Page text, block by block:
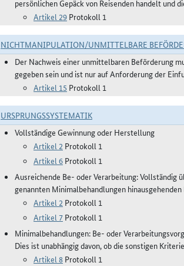
persönlichen Gepäck von Reisenden handelt und
Artikel 29 Protokoll 1
NICHTMANIPULATION/UNMITTELBARE
Der Nachweis einer unmittelbaren Beförderung
gegeben sein und ist nur auf Anforderung der
Artikel 15 Protokoll 1
URSPRUNGSSYSTEMATIK
Vollständige Gewinnung oder Herstellung
Artikel 2 Protokoll 1
Artikel 6 Protokoll 1
Ausreichende Be- oder Verarbeitung:
genannten Minimalbehandlungen
Artikel 2 Protokoll 1
Artikel 7 Protokoll 1
Minimalbehandlungen: Be- oder
Dies ist unabhängig davon, ob die sonstigen
Artikel 8 Protokoll 1